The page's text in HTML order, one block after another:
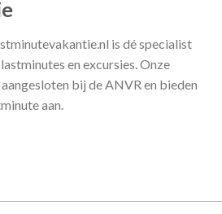
is dé specialist
en excursies. Onze
bij de ANVR en bieden
aan.